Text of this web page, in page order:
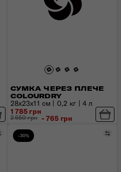
СУМКА ЧЕРЕЗ ПЛЕЧЕ
COLOURDRY
28x23x11 см | 0,2 кг | 4 л
1 785 грн
2 550 грн - 765 грн
Порівняти
-30%